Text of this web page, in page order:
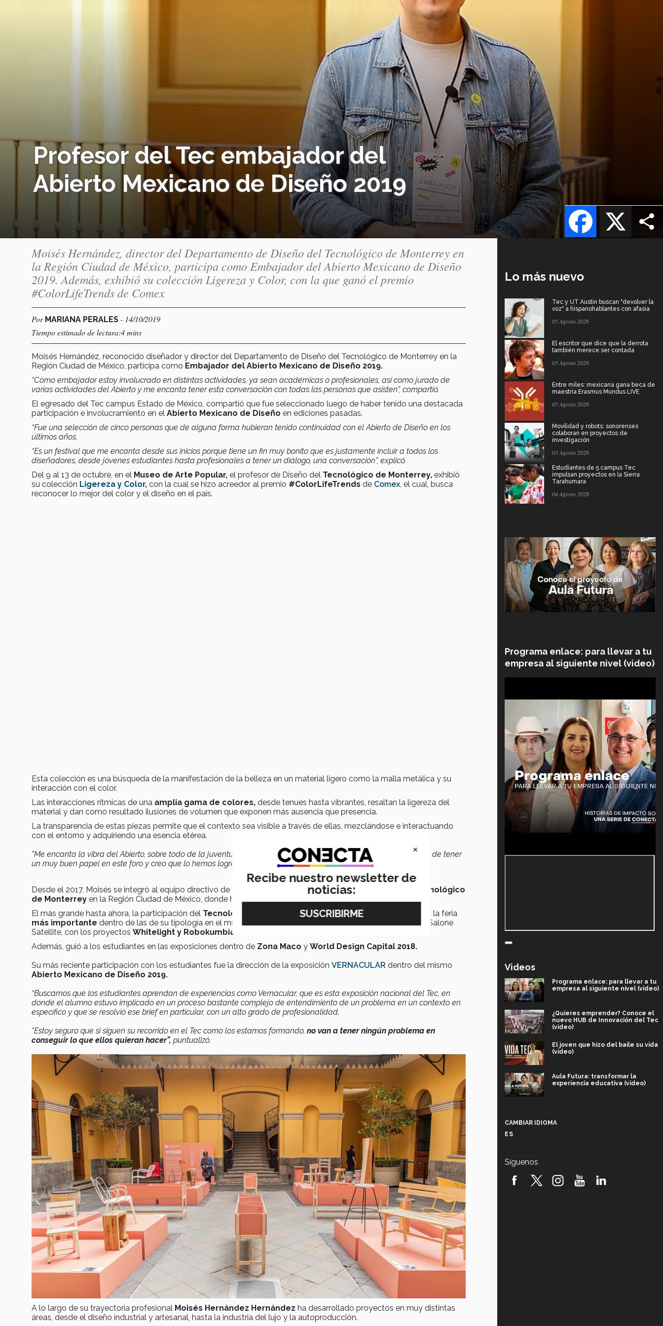
Profesor del Tec embajador del
Abierto Mexicano de Diseño 2019
X
Facebook
Moisés Hernández, director del Departamento de Diseño del Tecnológico de Monterrey en
la Región Ciudad de México, participa como Embajador del Abierto Mexicano de Diseño
2019. Además, exhibió su colección Ligereza y Color, con la que ganó el premio
#ColorLifeTrends de Comex
Por MARIANA PERALES - 14/10/2019
Tiempo estimado de lectura:4 mins
Moisés Hernández, reconocido diseñador y director del Departamento de Diseño del Tecnológico de Monterrey en la
Región Ciudad de México, participa como Embajador del Abierto Mexicano de Diseño 2019.
“Como embajador estoy involucrado en distintas actividades, ya sean académicas o profesionales, así como jurado de
varias actividades del Abierto y me encanta tener esta conversación con todas las personas que asisten”, compartió.
El egresado del Tec campus Estado de México, compartió que fue seleccionado luego de haber tenido una destacada
participación e involucramiento en el Abierto Mexicano de Diseño en ediciones pasadas.
“Fue una selección de cinco personas que de alguna forma hubieran tenido continuidad con el Abierto de Diseño en los
últimos años,
“Es un festival que me encanta desde sus inicios porque tiene un fin muy bonito que es justamente incluir a todos los
diseñadores, desde jóvenes estudiantes hasta profesionales a tener un diálogo, una conversación”, explicó.
Del 9 al 13 de octubre, en el Museo de Arte Popular, el profesor de Diseño del Tecnológico de Monterrey, exhibió
su colección Ligereza y Color, con la cual se hizo acreedor al premio #ColorLifeTrends de Comex , el cual, busca
reconocer lo mejor del color y el diseño en el país.
Esta colección es una búsqueda de la manifestación de la belleza en un material ligero como la malla metálica y su
interacción con el color.
Las interacciones rítmicas de una amplia gama de colores, desde tenues hasta vibrantes, resaltan la ligereza del
material y dan como resultado ilusiones de volumen que exponen más ausencia que presencia.
La transparencia de estas piezas permite que el contexto sea visible a través de ellas, mezclándose e interactuando
con el entorno y adquiriendo una esencia etérea.
"Me encanta la vibra del Abierto, sobre todo de la juventud, ahorita como Tec, tenemos esta gran responsabilidad de tener
un muy buen papel en este foro y creo que lo hemos logrado", refirió orgulloso.
Desde el 2017, Moisés se integró al equipo directivo de la
Escuela de Arquitectura, Arte y Diseño del Tecnológico
de Monterrey en la Región Ciudad de México, donde ha liderado un sin fin de proyectos.
El más grande hasta ahora, la participación del Tecnológico de Monterrey,por primera vez en la historia, en la feria
más importante dentro de las de su tipología en el mundo, la
, dentro del Salone
Satellite, con los proyectos Whitelight y Robokumbia.
Además, guió a los estudiantes en las exposiciones dentro de Zona Maco y World Design Capital 2018.
Su más reciente participación con los estudiantes fue la dirección de la exposición VERNACULAR dentro del mismo
Abierto Mexicano de Diseño 2019.
“Buscamos que los estudiantes aprendan de experiencias como Vernacular, que es esta exposición nacional del Tec, en
donde el alumno estuvo implicado en un proceso bastante complejo de entendimiento de un problema en un contexto en
específico y que se resolvió ese brief en particular, con un alto grado de profesionalidad.
"Estoy seguro que si siguen su recorrido en el Tec como los estamos formando, no van a tener ningún problema en
conseguir lo que ellos quieran hacer”, puntualizó.
A lo largo de su trayectoria profesional Moisés Hernández Hernández ha desarrollado proyectos en muy distintas
áreas, desde el diseño industrial y artesanal, hasta la industria del lujo y la autoproducción.
Lo más nuevo
Tec y UT Austin buscan "devolver la
voz" a hispanohablantes con afasia
05 Agosto 2026
El escritor que dice que la derrota
también merece ser contada
05 Agosto 2026
Entre miles: mexicana gana beca de
maestría Erasmus Mundus LIVE
05 Agosto 2026
Movilidad y robots: sonorenses
colaboran en proyectos de
investigación
05 Agosto 2026
Estudiantes de 5 campus Tec
impulsan proyectos en la Sierra
Tarahumara
04 Agosto 2026
Programa enlace: para llevar a tu
empresa al siguiente nivel (video)
Videos
Programa enlace: para llevar a tu
empresa al siguiente nivel (video)
¿Quieres emprender? Conoce el
nuevo HUB de Innovación del Tec
(video)
El joven que hizo del baile su vida
(video)
Aula Futura: transformar la
experiencia educativa (video)
robótica FIRST 2026! (video)
CAMBIAR IDIOMA
ES
Síguenos
×
Recibe nuestro newsletter de
noticias: